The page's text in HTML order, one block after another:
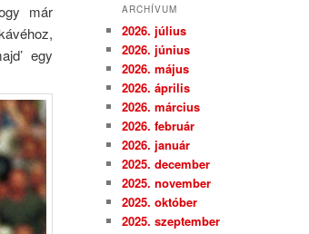
már
egy
ARCHÍVUM
2026. július
2026. június
2026. május
2026. április
2026. március
2026. február
2026. január
2025. december
2025. november
2025. október
2025. szeptember